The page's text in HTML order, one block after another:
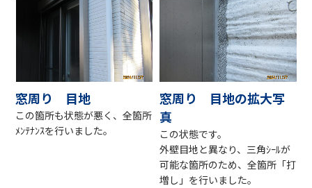
窓周り 目地
この箇所も状態が悪く、全箇所
ﾒﾝﾃﾅﾝｽを行いました。
窓周り 目地の拡大写
真
この状態です。
外壁目地と異なり、三角ｼｰﾙが
可能な箇所のため、全箇所「打
増し」を行いました。